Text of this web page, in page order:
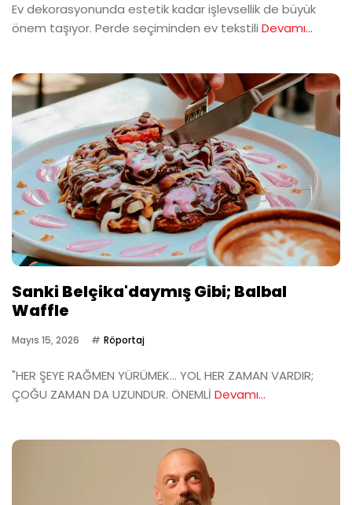
Ev dekorasyonunda estetik kadar işlevsellik de büyük
önem taşıyor. Perde seçiminden ev tekstili Devamı...
Sanki Belçika'daymış Gibi; Balbal
Waffle
Mayıs 15, 2026 Röportaj
"HER ŞEYE RAĞMEN YÜRÜMEK… YOL HER ZAMAN VARDIR;
ÇOĞU ZAMAN DA UZUNDUR. ÖNEMLİ Devamı...